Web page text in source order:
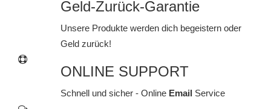
Geld-Zurück-Garantie
Unsere Produkte werden dich begeistern oder
Geld zurück!
ONLINE SUPPORT
Schnell und sicher - Online Email Service